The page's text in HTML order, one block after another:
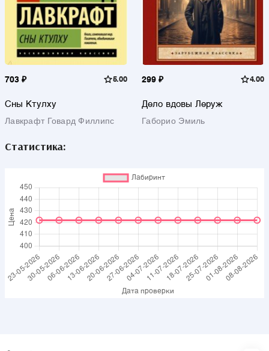
703 ₽ 5.00
Сны Ктулху
Лавкрафт Говард Филлипс
299 ₽ 4.00
Дело вдовы Леруж
Габорио Эмиль
Статистика: